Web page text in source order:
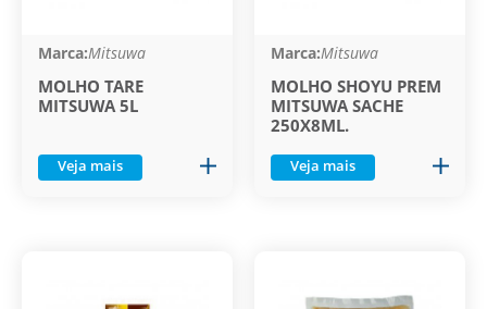
Marca:Mitsuwa
MOLHO TARE
MITSUWA 5L
Veja mais
Marca:Mitsuwa
MOLHO SHOYU PREM
MITSUWA SACHE
250X8ML.
Veja mais